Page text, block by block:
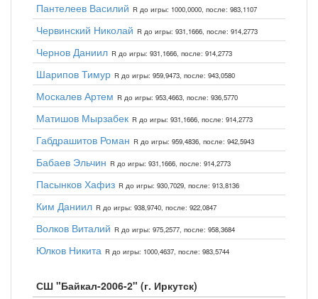
Пантелеев Василий R до игры: 1000,0000, после: 983,1107
Червинский Николай R до игры: 931,1666, после: 914,2773
Чернов Даниил R до игры: 931,1666, после: 914,2773
Шарипов Тимур R до игры: 959,9473, после: 943,0580
Москалев Артем R до игры: 953,4663, после: 936,5770
Матишов Мырзабек R до игры: 931,1666, после: 914,2773
Габдрашитов Роман R до игры: 959,4836, после: 942,5943
Бабаев Эльчин R до игры: 931,1666, после: 914,2773
Пасынков Хафиз R до игры: 930,7029, после: 913,8136
Ким Даниил R до игры: 938,9740, после: 922,0847
Волков Виталий R до игры: 975,2577, после: 958,3684
Юлков Никита R до игры: 1000,4637, после: 983,5744
СШ "Байкал-2006-2" (г. Иркутск)